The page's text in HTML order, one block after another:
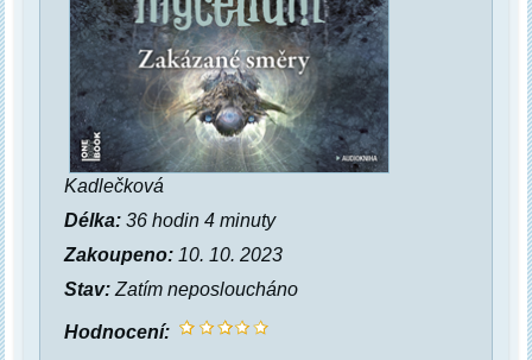
Kadlečková
Délka: 36 hodin 4 minuty
Zakoupeno: 10. 10. 2023
Stav:Zatím neposloucháno
Hodnocení: